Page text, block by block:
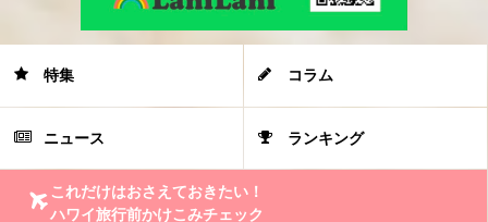
特集 コラム
ニュース ランキング
これだけはおさえておきたい！
ハワイ旅行前かけこみチェック